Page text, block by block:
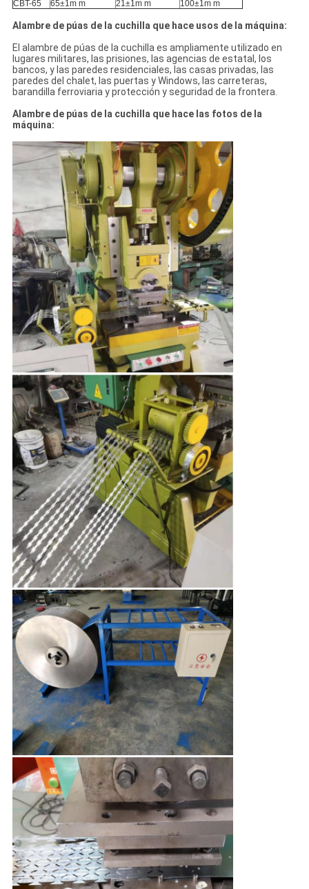
CBT-65 65±1m m 21±1m m 100±1m m
Alambre de púas de la cuchilla que hace usos de la máquina:
El alambre de púas de la cuchilla es ampliamente utilizado en
lugares militares, las prisiones, las agencias de estatal, los
bancos, y las paredes residenciales, las casas privadas, las
paredes del chalet, las puertas y Windows, las carreteras,
barandilla ferroviaria y protección y seguridad de la frontera.
Alambre de púas de la cuchilla que hace las fotos de la
máquina: